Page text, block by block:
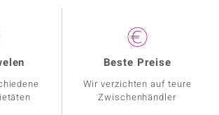
Beste Preise
Wir verzichten auf teure
Zwischenhändler